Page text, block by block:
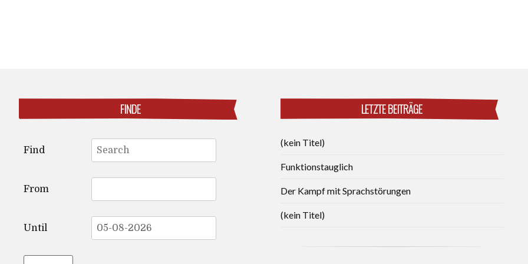
FINDE
for:
Find
From
Until
LETZTE BEITRÄGE
(kein Titel)
Funktionstauglich
Der Kampf mit Sprachstörungen
(kein Titel)